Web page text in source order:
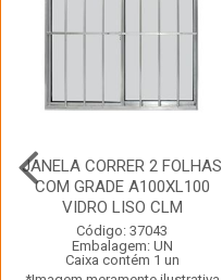
JANELA CORRER 2 FOLHAS
COM GRADE A100XL100
VIDRO LISO CLM
Código: 37043
Embalagem: UN
Caixa contém 1 un